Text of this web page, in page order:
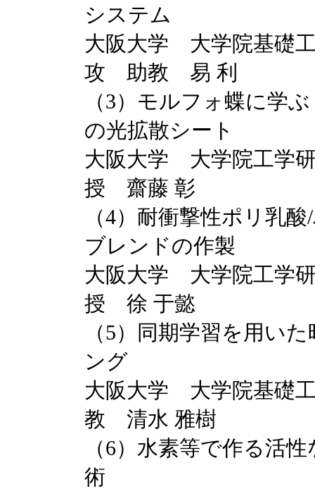
システム
大阪大学 大学院基礎
攻 助教 易 利
（3）モルフォ蝶に学
の光拡散シート
大阪大学 大学院工学
授 齋藤 彰
（4）耐衝撃性ポリ乳
ブレンドの作製
大阪大学 大学院工学
授 徐 于懿
（5）同期学習を用い
ング
大阪大学 大学院基礎
教 清水 雅樹
（6）水素等で作る活
術